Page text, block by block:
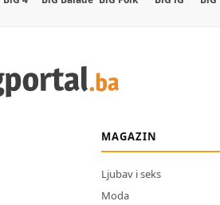
MAGAZIN
Ljubav i seks
Moda